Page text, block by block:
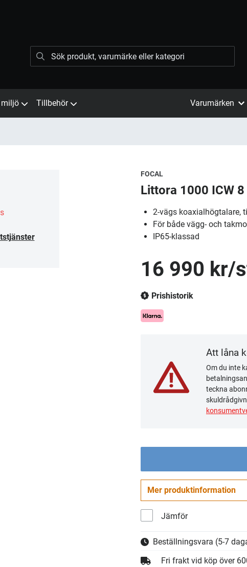
miljö Tillbehör Varumärken
FOCAL
Littora 1000 ICW 8
2-vägs koaxialhögtalare,
För både vägg- och
IP65-klassad
16 990 kr/
Prishistorik
Att låna
Om du inte
teckna
Mer produktinformation
Jämför
Beställningsvara (5-7
Fri frakt vid köp över